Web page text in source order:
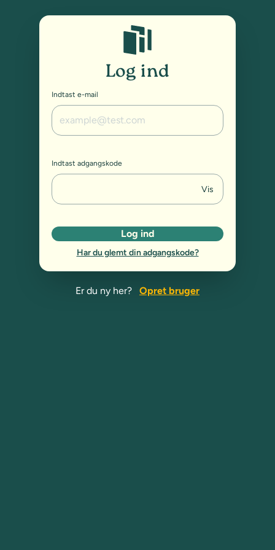
Log ind
Indtast e-mail
Indtast adgangskode
Vis
Log ind
Har du glemt din adgangskode?
Er du ny her? Opret bruger